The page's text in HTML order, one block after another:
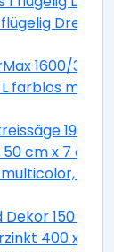
flügelig Dreh-
1600/37
farblos matt
190 x
cm x 7 cm,
180
150 x
400 x 160